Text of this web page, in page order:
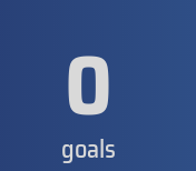
0
goals